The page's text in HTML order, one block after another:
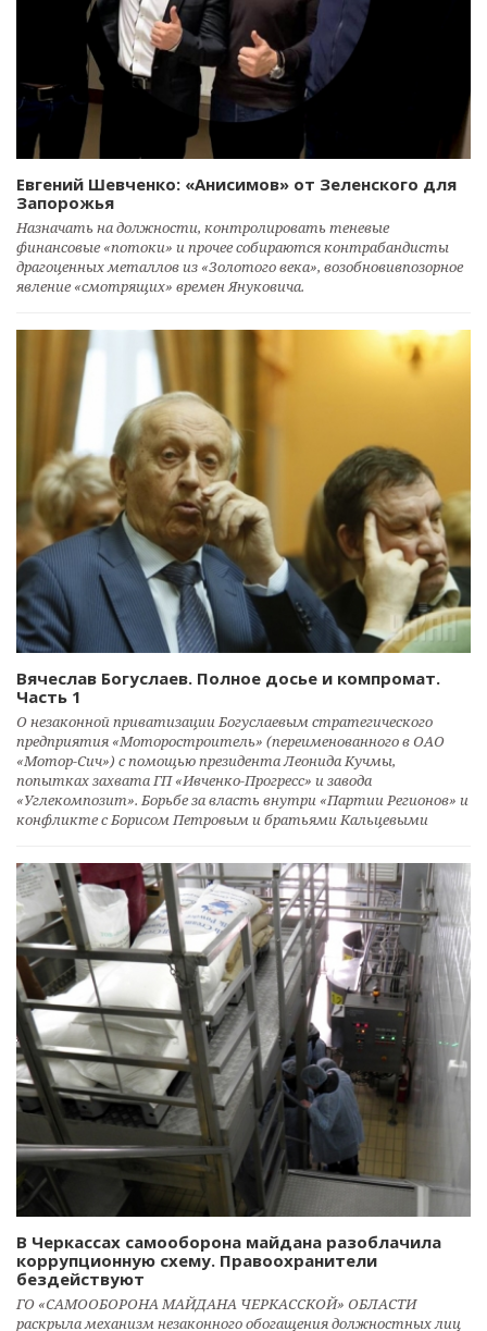
Евгений Шевченко: «Анисимов» от Зеленского для
Запорожья
Назначать на должности, контролировать теневые
финансовые «потоки» и прочее собираются контрабандисты
драгоценных металлов из «Золотого века», возобновивпозорное
явление «смотрящих» времен Януковича.
Вячеслав Богуслаев. Полное досье и компромат.
Часть 1
О незаконной приватизации Богуслаевым стратегического
предприятия «Моторостроитель» (переименованного в ОАО
«Мотор-Сич») с помощью президента Леонида Кучмы,
попытках захвата ГП «Ивченко-Прогресс» и завода
«Углекомпозит». Борьбе за власть внутри «Партии Регионов» и
конфликте с Борисом Петровым и братьями Кальцевыми
В Черкассах самооборона майдана разоблачила
коррупционную схему. Правоохранители
бездействуют
ГО «САМООБОРОНА МАЙДАНА ЧЕРКАССКОЙ» ОБЛАСТИ
раскрыла механизм незаконного обогащения должностных лиц